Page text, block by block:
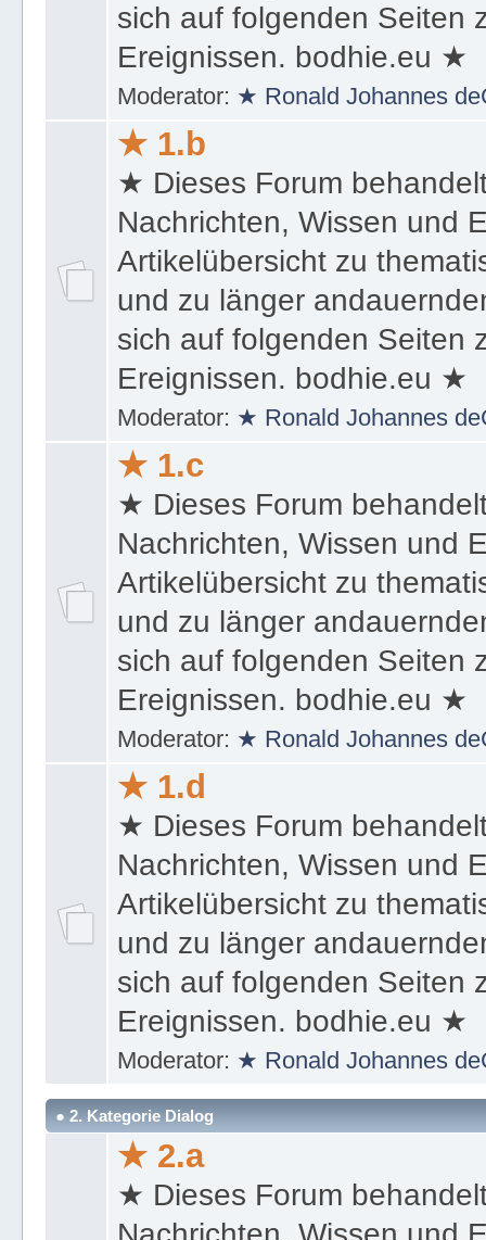
und zu länger
sich auf folgenden Seiten
Ereignissen. bodhie.eu ★
Moderator:
★ 1.b
★ Dieses Forum
Nachrichten, Wissen und
Artikelübersicht zu
und zu länger
sich auf folgenden Seiten
Ereignissen. bodhie.eu ★
Moderator:
★ 1.c
★ Dieses Forum
Nachrichten, Wissen und
Artikelübersicht zu
und zu länger
sich auf folgenden Seiten
Ereignissen. bodhie.eu ★
Moderator:
★ 1.d
★ Dieses Forum
Nachrichten, Wissen und
Artikelübersicht zu
und zu länger
sich auf folgenden Seiten
Ereignissen. bodhie.eu ★
Moderator:★ Ronald Johannes
● 2. Kategorie Dialog
★ 2.a